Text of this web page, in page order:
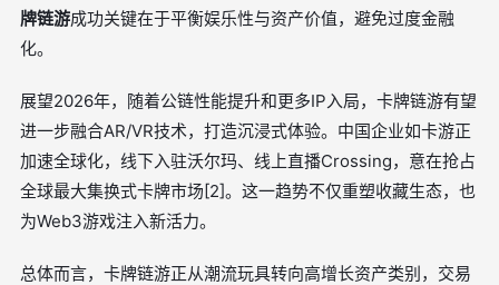
牌链游成功关键在于平衡娱乐性与资产价值，避免过度金融
化。
展望2026年，随着公链性能提升和更多IP入局，卡牌链游有望
进一步融合AR/VR技术，打造沉浸式体验。中国企业如卡游正
加速全球化，线下入驻沃尔玛、线上直播Crossing，意在抢占
全球最大集换式卡牌市场[2]。这一趋势不仅重塑收藏生态，也
为Web3游戏注入新活力。
总体而言，卡牌链游正从潮流玩具转向高增长资产类别，交易